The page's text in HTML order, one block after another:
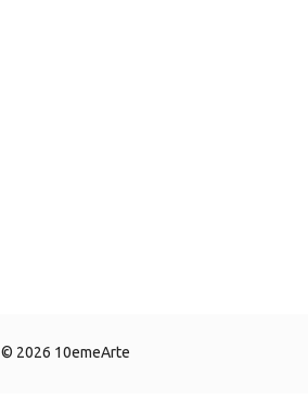
© 2026 10emeArte